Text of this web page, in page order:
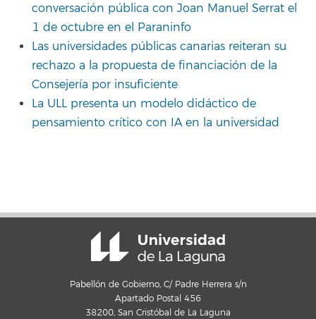
conversación pública con Joan Manuel Serrat el
1 de octubre en el Paraninfo
Las universidades públicas canarias reiteran su
rechazo a la propuesta de financiación de la
Consejería por insuficiente
La ULL presenta un modelo didáctico de
pensamiento crítico con IA en la universidad
Pabellón de Gobierno, C/ Padre Herrera s/n
Apartado Postal 456
38200, San Cristóbal de La Laguna